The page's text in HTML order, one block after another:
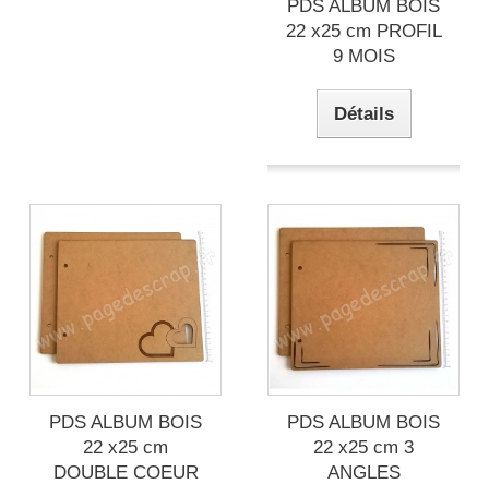
PDS ALBUM BOIS
22 x25 cm PROFIL
9 MOIS
Détails
PDS ALBUM BOIS
22 x25 cm
DOUBLE COEUR
PDS ALBUM BOIS
22 x25 cm 3
ANGLES